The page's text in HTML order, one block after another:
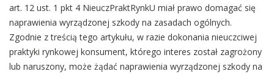
art. 12 ust. 1 pkt 4 NieuczPraktRynkU miał prawo domagać się
naprawienia wyrządzonej szkody na zasadach ogólnych.
Zgodnie z treścią tego artykułu, w razie dokonania nieuczciwej
praktyki rynkowej konsument, którego interes został zagrożony
lub naruszony, może żądać naprawienia wyrządzonej szkody na